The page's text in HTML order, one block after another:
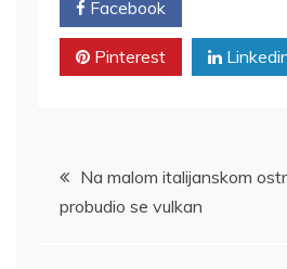
Facebook
Pinterest
Kretanje
članka
Na malom italijanskom
probudio se vulkan